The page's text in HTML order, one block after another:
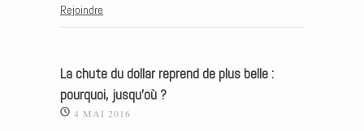
Rejoindre
La chute du dollar reprend de plus belle :
pourquoi, jusqu’où ?
4 MAI 2016